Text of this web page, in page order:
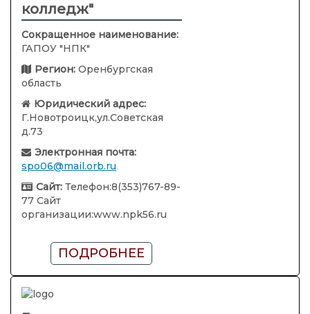
колледж"
Сокращенное наименование:
ГАПОУ "НПК"
Регион: Оренбургская
область
Юридический адрес:
Г.Новотроицк,ул.Советская
д.73
Электронная почта:
spo06@mail.orb.ru
Сайт: Телефон:8(353)767-89-
77 Сайт
организации:www.npk56.ru
ПОДРОБНЕЕ